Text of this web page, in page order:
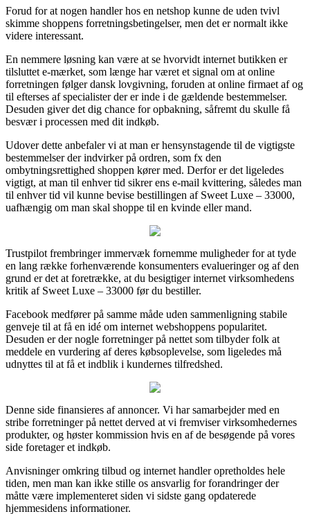
Forud for at nogen handler hos en netshop kunne de uden tvivl
skimme shoppens forretningsbetingelser, men det er normalt ikke
videre interessant.
En nemmere løsning kan være at se hvorvidt internet butikken er
tilsluttet e-mærket, som længe har været et signal om at online
forretningen følger dansk lovgivning, foruden at online firmaet af og
til efterses af specialister der er inde i de gældende bestemmelser.
Desuden giver det dig chance for opbakning, såfremt du skulle få
besvær i processen med dit indkøb.
Udover dette anbefaler vi at man er hensynstagende til de vigtigste
bestemmelser der indvirker på ordren, som fx den
ombytningsrettighed shoppen kører med. Derfor er det ligeledes
vigtigt, at man til enhver tid sikrer ens e-mail kvittering, således man
til enhver tid vil kunne bevise bestillingen af Sweet Luxe – 33000,
uafhængig om man skal shoppe til en kvinde eller mand.
Trustpilot frembringer immervæk fornemme muligheder for at tyde
en lang række forhenværende konsumenters evalueringer og af den
grund er det at foretrække, at du besigtiger internet virksomhedens
kritik af Sweet Luxe – 33000 før du bestiller.
Facebook medfører på samme måde uden sammenligning stabile
genveje til at få en idé om internet webshoppens popularitet.
Desuden er der nogle forretninger på nettet som tilbyder folk at
meddele en vurdering af deres købsoplevelse, som ligeledes må
udnyttes til at få et indblik i kundernes tilfredshed.
Denne side finansieres af annoncer. Vi har samarbejder med en
stribe forretninger på nettet derved at vi fremviser virksomhedernes
produkter, og høster kommission hvis en af de besøgende på vores
side foretager et indkøb.
Anvisninger omkring tilbud og internet handler opretholdes hele
tiden, men man kan ikke stille os ansvarlig for forandringer der
måtte være implementeret siden vi sidste gang opdaterede
hjemmesidens informationer.